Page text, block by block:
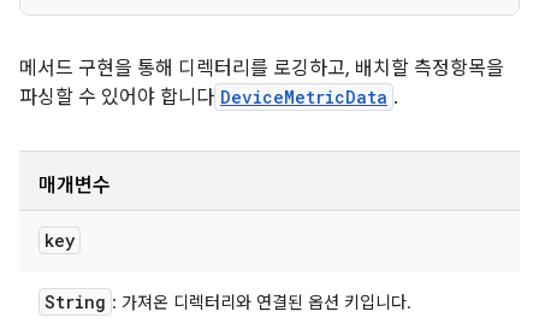
메서드 구현을 통해 디렉터리를 로깅하고, 배치할 측정항목을
파싱할 수 있어야 합니다 DeviceMetricData .
매개변수
key
String : 가져온 디렉터리와 연결된 옵션 키입니다.